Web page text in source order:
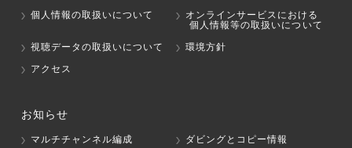
個人情報の取扱いについて
オンラインサービスにおける
個人情報等の取扱いについて
視聴データの取扱いについて
環境方針
アクセス
お知らせ
マルチチャンネル編成 ダビングとコピー情報